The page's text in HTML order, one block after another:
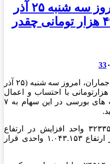
ارزش سهام عدالت امروز سه شنبه ۲۵ آذر
۱۴۰۴ / ارزش سهام ۴۹۰ هزار تومانی چقدر
33۰
به گزارش اقتصاد آنلاین به نقل از جماران، امروز سه شنبه (۲۵ آذر
۱۴۰۴)، ارزش سهام عدالت ۴۹۰ هزارتومانی با احتساب و اعمال
تمام افزایش سرمایه های شرکت های بورسی در این سهام به ۷
شاخص کل بازار بورس نیز با ۳۲۳۳۵ واحد افزایش در ارتفاع
۳.۷۶۰.۹۳۳ و شاخص هم وزن در ارتفاع ۱.۰۴۳.۱۵۳ واحدی قرار